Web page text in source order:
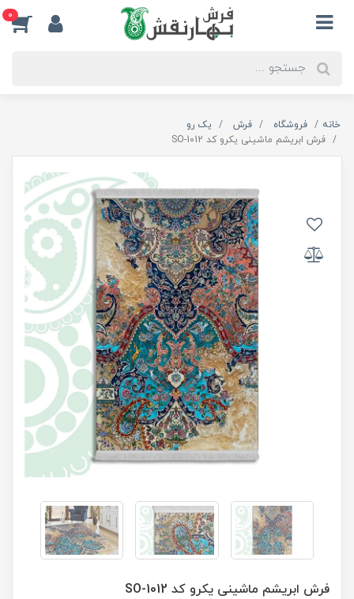
0
خانه فروشگاه فرش
یک رو
فرش ابریشم ماشینی یکرو کد SO-1012
فرش ابریشم ماشینی یکرو کد SO-1012